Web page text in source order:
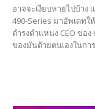
อาจจะเงียบหายไปบ้าง
490-Series มาอัพเดท
ดำรงตำแหน่ง CEO ขอ
ของมันด้วยตนเองในก